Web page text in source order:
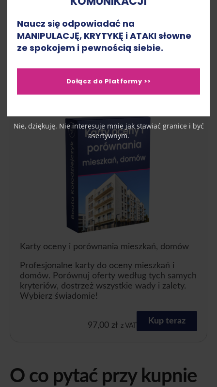
Dobrym pomysłem jest stworzenie
zestawienia wszystkich potencjalnych wydatków.
Dodaj do nich 10-15% rezerwy na nieprzewidziane
Cię na utrzymanie wymarzonego mieszkania.
Karty oceny i porównania mieszkań, domów
Profesjonalne karty do oceny mieszkań i
domów. Porównuj oferty według tych samych
kryteriów, dostrzeż wszystkie wady i zalety.
Wybierz świadomie!
97,00 zł z VAT Kup teraz
O co pytać przy kupnie
Naucz się odpowiadać na
MANIPULACJĘ, KRYTYKĘ i ATAKI słowne
ze spokojem i pewnością siebie.
Dołącz do Platformy >>
Nie, dziękuję. Nie interesuje mnie jak stawiać granice i być
asertywnym.